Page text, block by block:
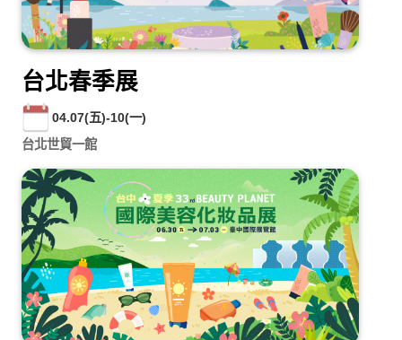
台北春季展
04.07(五)-10(一)
台北世貿一館